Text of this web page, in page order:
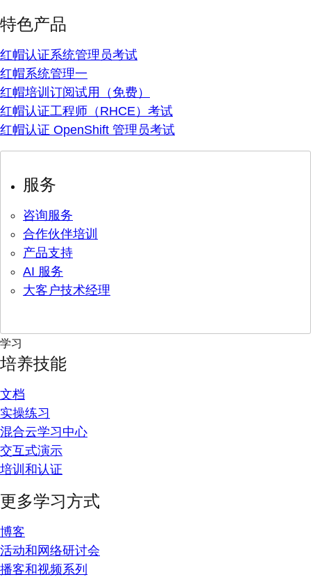
特色产品
红帽认证系统管理员考试
红帽系统管理一
红帽培训订阅试用（免费）
红帽认证工程师（RHCE）考试
红帽认证 OpenShift 管理员考试
服务
咨询服务
合作伙伴培训
产品支持
AI 服务
大客户技术经理
学习
培养技能
文档
实操练习
混合云学习中心
交互式演示
培训和认证
更多学习方式
博客
活动和网络研讨会
播客和视频系列